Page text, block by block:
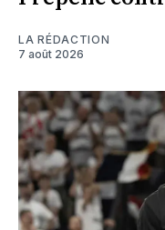
LA RÉDACTION
7 août 2026